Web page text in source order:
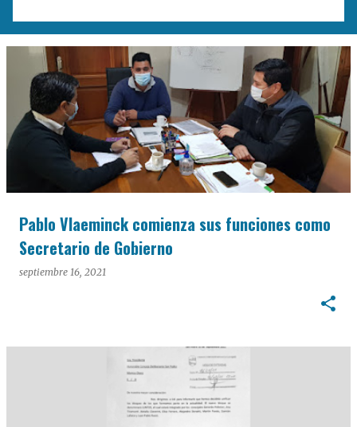
Desarrollamos una interfaz más ágil, moderna e
intuitiva, pensada para optimizar la navegación desde
cualquier dispositivo, facilitar el acceso a las noticias
locales y potenciar la interacción de los lectores con
nuestros contenidos.
Pablo Vlaeminck comienza sus funciones como
Secretario de Gobierno
septiembre 16, 2021